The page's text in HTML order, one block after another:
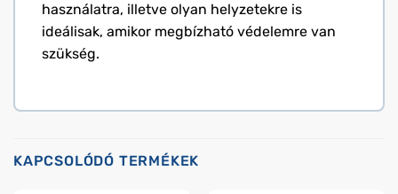
használatra, illetve olyan helyzetekre is
ideálisak, amikor megbízható védelemre van
szükség.
KAPCSOLÓDÓ TERMÉKEK